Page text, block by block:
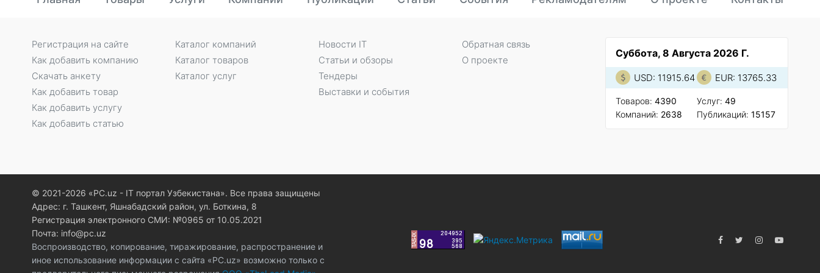
Суббота, 8 Августа 2026 Г.
USD: 11915.64 EUR: 13765.33
Товаров: 4390
Компаний: 2638
Услуг: 49
Публикаций: 15157
Регистрация на сайте
Как добавить компанию
Скачать анкету
Как добавить товар
Как добавить услугу
Как добавить статью
Каталог компаний
Каталог товаров
Каталог услуг
Новости IT
Статьи и обзоры
Тендеры
Выставки и события
Обратная связь
О проекте
© 2021-2026 «PC.uz - IT портал Узбекистана». Все права защищены
Адрес: г. Ташкент, Яшнабадский район, ул. Боткина, 8
Регистрация электронного СМИ: №0965 от 10.05.2021
Почта: info@pc.uz
Воспроизводство, копирование, тиражирование, распространение и
иное использование информации с сайта «PC.uz» возможно только с